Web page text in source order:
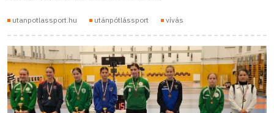
utanpotlassport.hu utánpótlássport vívás